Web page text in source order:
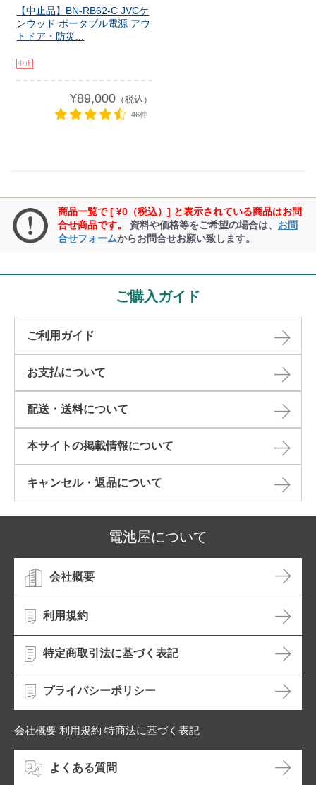
【中止品】BN-RB62-C JVCケ
ンウッド ポータブル電源 アウ
トドア・防災...
中止
¥89,000（税込）
46件
商品一覧で [ ¥0（税込）] と表示されている商品はお問
合せ商品です。
資料や価格等をご希望の場合は、 お問
合せフォームからお問合せお願い致します。
ご購入ガイド
ご利用ガイド
お支払について
配送・送料について
本サイトの掲載情報について​
キャンセル・返品について​
電池屋について
会社概要
利用規約
特定商取引法に基づく表記
プライバシーポリシー
会社概要 利用規約 特商法に基づく表記
よくある質問